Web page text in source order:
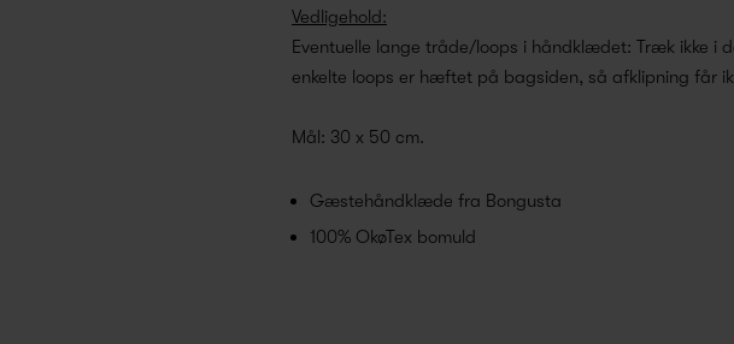
Vedligehold:
Eventuelle lange tråde/loops i håndklædet: Træk ikke i
enkelte loops er hæftet på bagsiden, så afklipning får
Mål: 30 x 50 cm.
Gæstehåndklæde fra Bongusta
100% OkøTex bomuld